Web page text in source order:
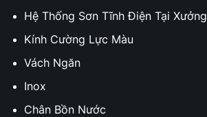
Hệ Thống Sơn Tĩnh Điện Tại Xưởng
Kính Cường Lực Màu
Vách Ngăn
Inox
Chân Bồn Nước